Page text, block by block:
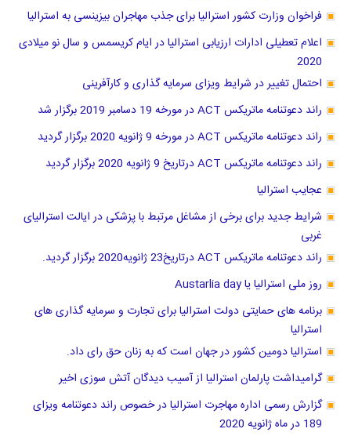
فراخوان وزارت کشور استرالیا برای جذب مهاجران بیزینسی به استرالیا
اعلام تعطیلی ادارات ارزیابی استرالیا در ایام کریسمس و سال نو میلادی
2020
احتمال تغییر در شرایط ویزای سرمایه گذاری و کارآفرینی
راند دعوتنامه ماتریکس ACT در مورخه 19 دسامبر 2019 برگزار شد
راند دعوتنامه ماتریکس ACT در مورخه 9 ژانویه 2020 برگزار گردید
راند دعوتنامه ماتریکس ACT درتاریخ 9 ژانویه 2020 برگزار گردید
عجایب استرالیا
شرایط جدید برای برخی از مشاغل مرتبط با پزشکی در ایالت استرالیای
غربی
راند دعوتنامه ماتریکس ACT درتاریخ23 ژانویه2020 برگزار گردید.
روز ملی استرالیا یا Austarlia day
برنامه های حمایتی دولت استرالیا برای تجارت و سرمایه گذاری های
استرالیا
استرالیا دومین کشور در جهان است که به زنان حق رای داد.
گرامیداشت پارلمان استرالیا از آسیب دیدگان آتش سوزی اخیر
گزارش رسمی اداره مهاجرت استرالیا در خصوص راند دعوتنامه ویزای
189 در ماه ژانویه 2020